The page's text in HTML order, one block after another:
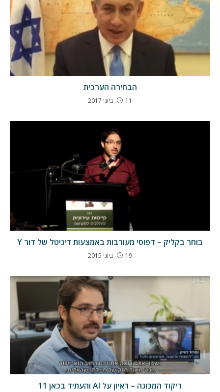
הבחירה הערכית
11 ביוני 2017
בוחר בקליק – דפוסי מעורבות באמצעות דיגיטל של דור Y
19 ביוני 2015
ריקוד המכונה – ראיון על AI והעתיד בכאן 11